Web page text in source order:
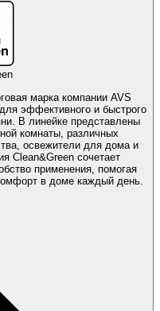
марка компании AVS
эффективного и быстрого
В линейке представлены
комнаты, различных
освежители для дома и
Clean&Green сочетает
применения, помогая
в доме каждый день.